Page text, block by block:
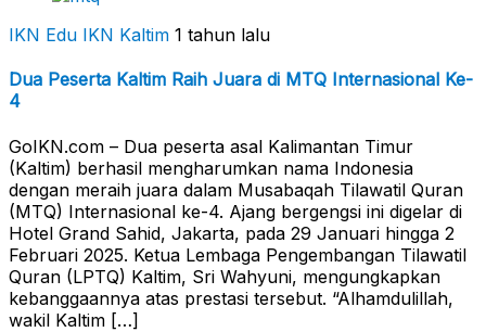
IKN Edu IKN Kaltim 1 tahun lalu
Dua Peserta Kaltim Raih Juara di MTQ Internasional Ke-
4
GoIKN.com – Dua peserta asal Kalimantan Timur
(Kaltim) berhasil mengharumkan nama Indonesia
dengan meraih juara dalam Musabaqah Tilawatil Quran
(MTQ) Internasional ke-4. Ajang bergengsi ini digelar di
Hotel Grand Sahid, Jakarta, pada 29 Januari hingga 2
Februari 2025. Ketua Lembaga Pengembangan Tilawatil
Quran (LPTQ) Kaltim, Sri Wahyuni, mengungkapkan
kebanggaannya atas prestasi tersebut. “Alhamdulillah,
wakil Kaltim […]